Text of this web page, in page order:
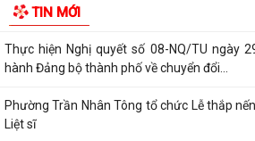
PHÁT HUY GIÁ TRỊ CÁC DI TÍCH VĂN HÓA
PHƯỜNG TRẦN NHÂN TÔNG, THÀNH PHỐ
Phường Trần Nhân Tông tham dự hội
Lãnh đạo phường kiểm tra các trạm bơm, hồ